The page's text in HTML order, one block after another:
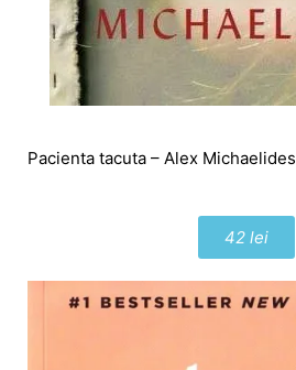
Pacienta tacuta – Alex Michaelides
42 lei